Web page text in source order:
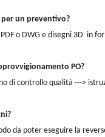
un preventivo?
o DWG e disegni 3D in
PO?
di controllo qualità --->
da poter eseguire la